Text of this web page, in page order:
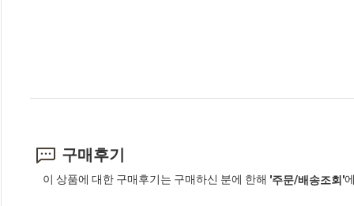
구매후기
이 상품에 대한 구매후기는 구매하신 분에 한해 '주문/배송조회'